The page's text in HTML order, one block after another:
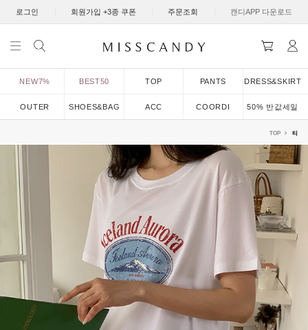
로그인 회원가입 +3종 쿠폰 주문조회 캔디APP 다운로드
NEW7% BEST50 TOP PANTS DRESS&SKIRT
OUTER SHOES&BAG ACC COORDI 50% 반값세일
TOP 티